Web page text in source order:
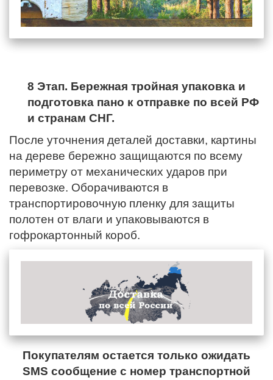
8 Этап. Бережная тройная упаковка и
подготовка пано к отправке по всей РФ
и странам СНГ.
После уточнения деталей доставки, картины
на дереве бережно защищаются по всему
периметру от механических ударов при
перевозке. Оборачиваются в
транспортировочную пленку для защиты
полотен от влаги и упаковываются в
гофрокартонный короб.
Покупателям остается только ожидать
SMS сообщение с номер транспортной